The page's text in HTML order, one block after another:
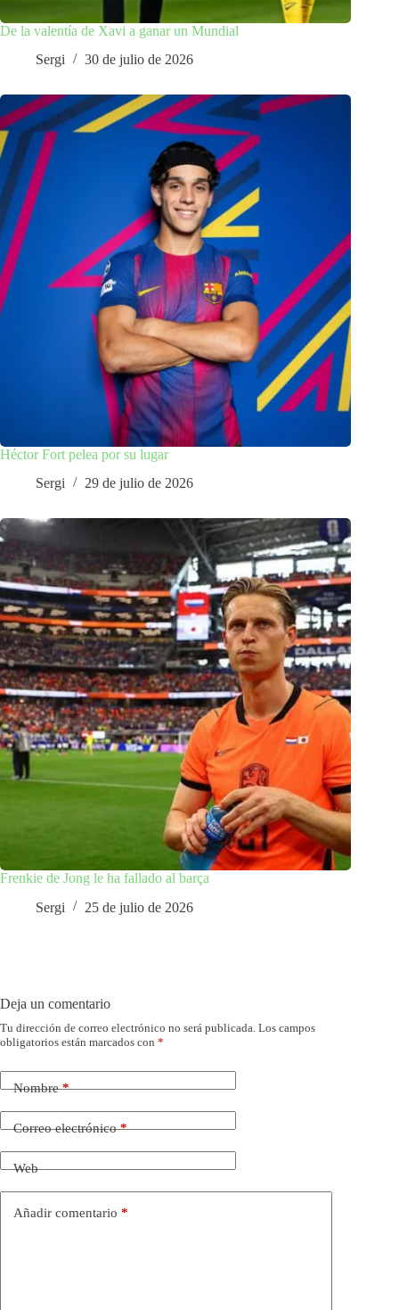
De la valentía de Xavi a ganar un Mundial
Sergi
30 de julio de 2026
Héctor Fort pelea por su lugar
Sergi
29 de julio de 2026
Frenkie de Jong le ha fallado al barça
Sergi
25 de julio de 2026
Deja un comentario
Tu dirección de correo electrónico no será publicada. Los campos
obligatorios están marcados con *
Nombre*
Correo electrónico*
Web
Añadir comentario *